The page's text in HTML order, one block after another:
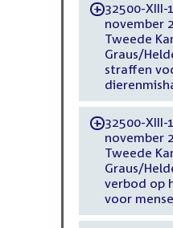
-32500-
november
Tweede
Graus/
straffen
-32500-
november
Tweede
Graus/
verbod op
voor